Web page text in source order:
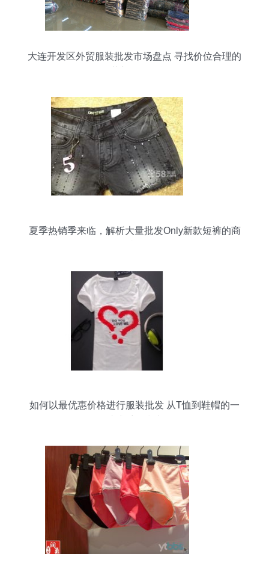
大连开发区外贸服装批发市场盘点 寻找价位合理的
夏季热销季来临，解析大量批发Only新款短裤的商
如何以最优惠价格进行服装批发 从T恤到鞋帽的一